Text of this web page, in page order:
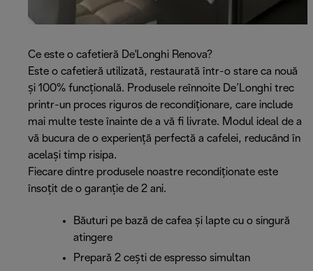
Ce este o cafetieră De'Longhi Renova?
Este o cafetieră utilizată, restaurată într-o stare ca nouă
și 100% funcțională. Produsele reînnoite De’Longhi trec
printr-un proces riguros de recondiționare, care include
mai multe teste înainte de a vă fi livrate. Modul ideal de a
vă bucura de o experiență perfectă a cafelei, reducând în
același timp risipa.
Fiecare dintre produsele noastre recondiționate este
însoțit de o garanție de 2 ani.
Băuturi pe bază de cafea și lapte cu o singură
atingere
Prepară 2 cești de espresso simultan